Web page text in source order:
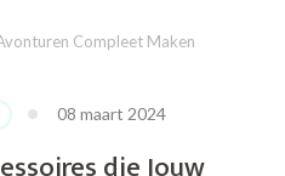
Compleet Maken
08 maart 2024